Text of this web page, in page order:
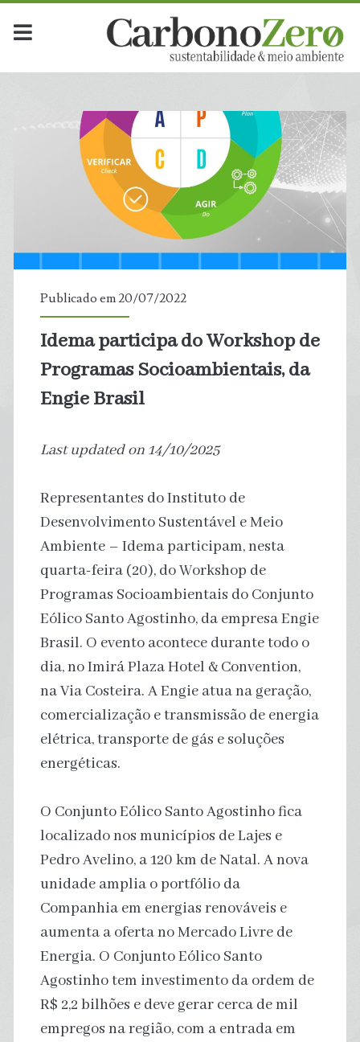
Publicado em 20/07/2022
Idema participa do Workshop de
Programas Socioambientais, da
Engie Brasil
Last updated on 14/10/2025
Representantes do Instituto de
Desenvolvimento Sustentável e Meio
Ambiente – Idema participam, nesta
quarta-feira (20), do Workshop de
Programas Socioambientais do Conjunto
Eólico Santo Agostinho, da empresa Engie
Brasil. O evento acontece durante todo o
dia, no Imirá Plaza Hotel & Convention,
na Via Costeira. A Engie atua na geração,
comercialização e transmissão de energia
elétrica, transporte de gás e soluções
energéticas.
O Conjunto Eólico Santo Agostinho fica
localizado nos municípios de Lajes e
Pedro Avelino, a 120 km de Natal. A nova
unidade amplia o portfólio da
Companhia em energias renováveis e
aumenta a oferta no Mercado Livre de
Energia. O Conjunto Eólico Santo
Agostinho tem investimento da ordem de
R$ 2,2 bilhões e deve gerar cerca de mil
empregos na região, com a entrada em